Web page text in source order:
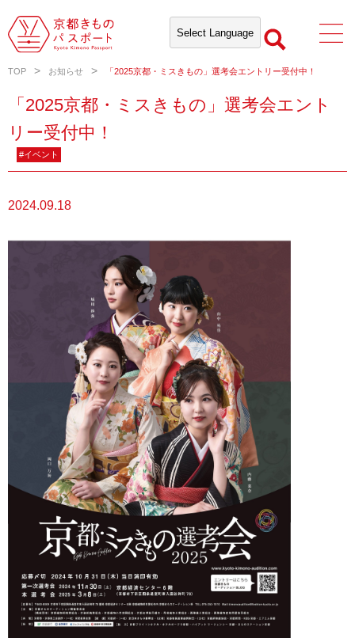
TOP お知らせ 「2025京都・ミスきもの」選考会エントリー受付中！
「2025京都・ミスきもの」選考会エント
リー受付中！
#イベント
2024.09.18